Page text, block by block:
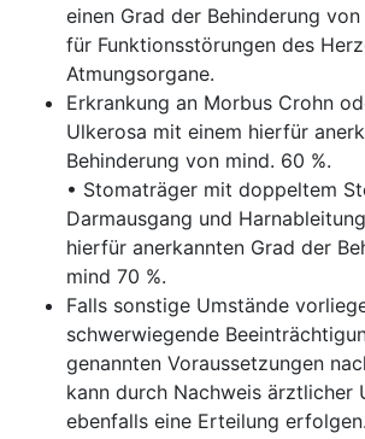
einen Grad der Behinderung
für Funktionsstörungen des
Atmungsorgane.
Erkrankung an Morbus Crohn
Ulkerosa mit einem hierfür
Behinderung von mind. 60 %.
• Stomaträger mit doppeltem
Darmausgang und
hierfür anerkannten Grad der
mind 70 %.
Falls sonstige Umstände
schwerwiegende
genannten Voraussetzungen
kann durch Nachweis ärztlicher
ebenfalls eine Erteilung erfolgen.